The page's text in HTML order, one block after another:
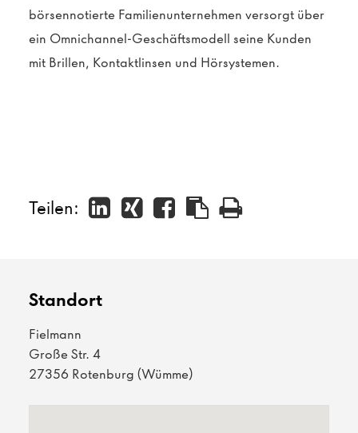
börsennotierte Familienunternehmen versorgt über
ein Omnichannel-Geschäftsmodell seine Kunden
mit Brillen, Kontaktlinsen und Hörsystemen.
Teilen:
Standort
Fielmann
Große Str. 4
27356 Rotenburg (Wümme)